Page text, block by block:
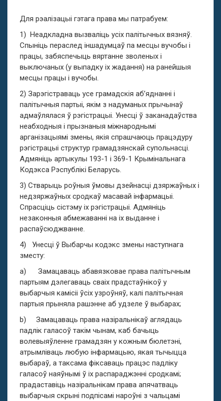
Для рэалізацыі гэтага права мы патрабуем:
1) Неадкладна вызваліць усіх палітычных вязняў.
Спыніць пераслед іншадумцаў па месцы вучобы і
працы, забяспечыць вяртанне зволеных і
выключаных (у выпадку іх жадання) на ранейшыя
месцы працы і вучобы.
2) Зарэгістраваць усе грамадскія аб’яднанні і
палітычныя партыі, якім з надуманых прычынаў
адмаўлялася ў рэгістрацыі. Унесці ў заканадаўства
неабходныя і прызнаныя міжнароднымі
арганізацыямі змены, якія спрашчаюць працэдуру
рэгістрацыі структур грамадзянскай супольнасці.
Адмяніць артыкулы 193-1 і 369-1 Крымінальнага
Кодэкса Рэспублікі Беларусь.
3) Стварыць роўныя ўмовы дзейнасці дзяржаўных і
недзяржаўных сродкаў масавай інфармацыі.
Спрасціць сістэму іх рэгістрацыі. Адмяніць
незаконныя абмежаванні на іх выданне і
распаўсюджванне.
4) Унесцi ў Выбарчы кодэкс змены наступнага
зместу:
a) Замацаваць абавязковае права палітычным
партыям дэлегаваць сваіх прадстаўнікоў у
выбарчыя камісіі ўсіх узроўняў, калі палітычная
партыя прыняла рашэнне аб удзеле ў выбарах;
b) Замацаваць права назіральнікаў аглядаць
падлік галасоў такім чынам, каб бачыць
волевыяўленне грамадзян у кожным бюлетэні,
атрымліваць любую інфармацыю, якая тычыцца
выбараў, а таксама фіксаваць працэс падліку
галасоў наяўнымі ў іх распараджэнні сродкамі;
прадаставіць назіральнікам права апячатваць
выбарчыя скрыні подпісамі нароўні з чальцамі